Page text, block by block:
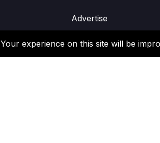
Advertise
Privacy Policy
Your experience on this site will be